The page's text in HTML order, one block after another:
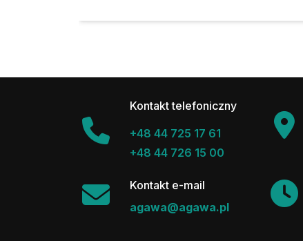
Kontakt telefoniczny
+48 44 725 17 61
+48 44 726 15 00
Kontakt e-mail
agawa@agawa.pl